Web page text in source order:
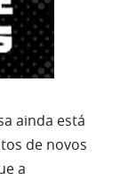
ainda está
de novos
a